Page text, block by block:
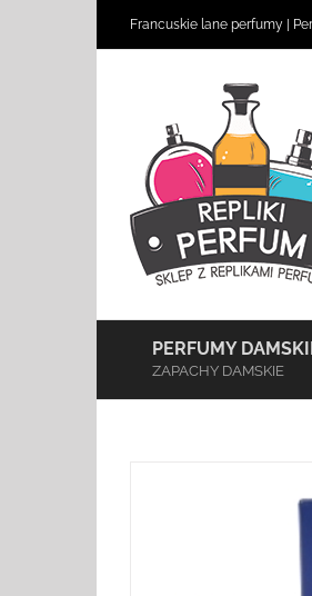
Francuskie lane perfumy
PERFUMY
ZAPACHY DAMSKIE